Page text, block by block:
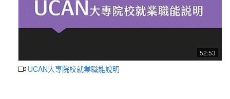
52:53
UCAN大專院校就業職能說明